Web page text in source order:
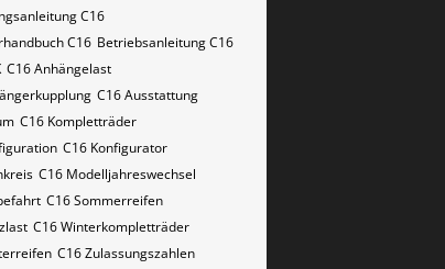
C16
C16 Betriebsanleitung C16
C16 Anhängelast
C16 Ausstattung
C16 Kompletträder
C16 Konfigurator
C16 Modelljahreswechsel
C16 Sommerreifen
C16 Winterkompletträder
C16 Zulassungszahlen